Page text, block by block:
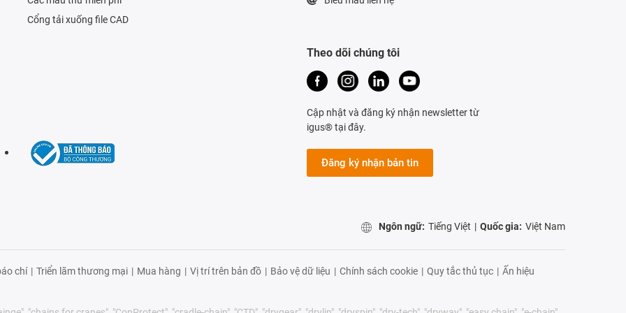
Cổng tải xuống file CAD
Theo dõi chúng tôi
Cập nhật và đăng ký nhận newsletter từ
igus® tại đây.
Đăng ký nhận bản tin
Ngôn ngữ: Tiếng Việt | Quốc gia: Việt Nam
chí | Triển lãm thương mại | Mua hàng | Vị trí trên bản đồ | Bảo vệ dữ liệu | Chính sách cookie | Quy tắc thủ tục | Ấn hiệu